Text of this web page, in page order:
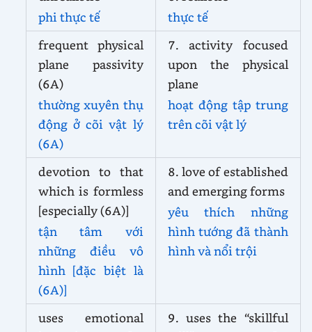
phi thực tế
thực tế
frequent physical
plane passivity
(6A)
thường xuyên thụ
động ở cõi vật lý
(6A)
7. activity focused
upon the physical
plane
hoạt động tập trung
trên cõi vật lý
devotion to that
which is formless
[especially (6A)]
tận tâm với
những điều vô
hình [đặc biệt là
(6A)]
8. love of established
and emerging forms
yêu thích những
hình tướng đã thành
hình và nổi trội
uses emotional
9. uses the “skillful